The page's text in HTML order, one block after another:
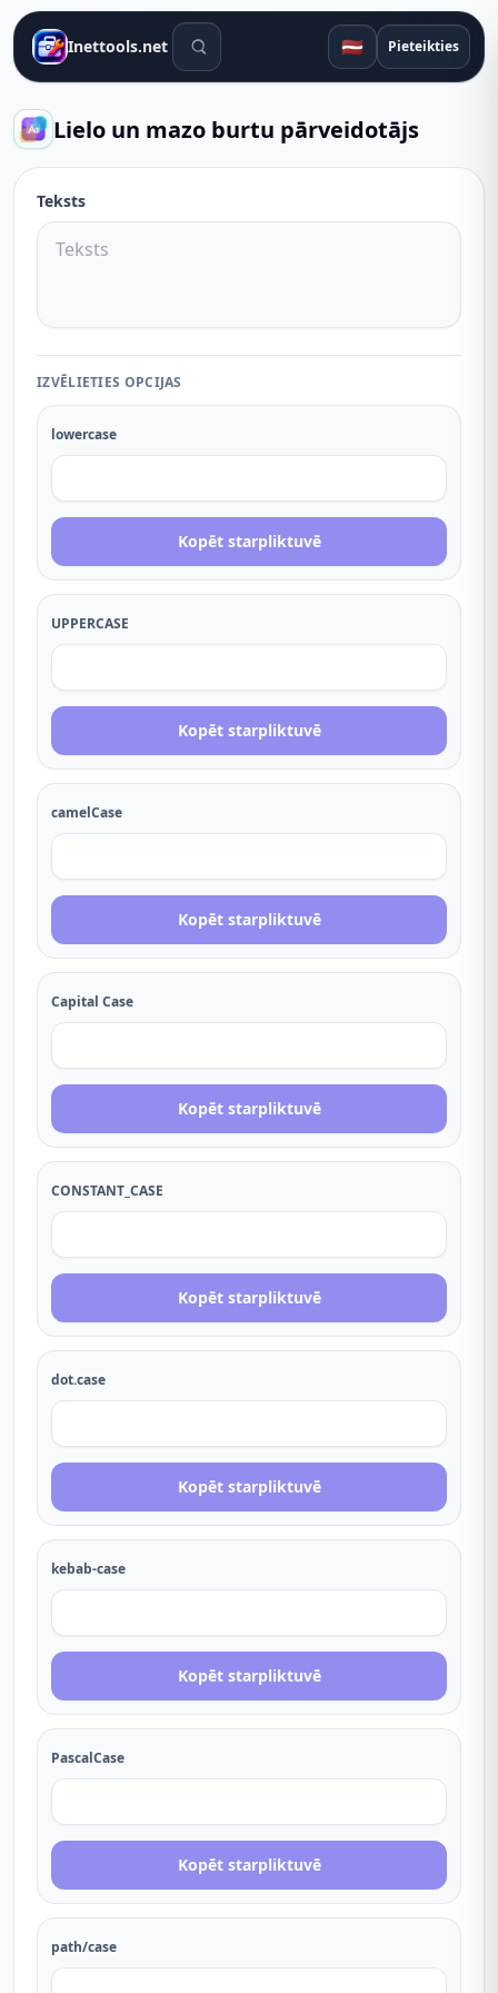
Inettools.net Meklēšanas rīki 🇱🇻 Pieteikties
Lielo un mazo burtu pārveidotājs
Teksts
IZVĒLIETIES OPCIJAS
lowercase
Kopēt starpliktuvē
UPPERCASE
Kopēt starpliktuvē
camelCase
Kopēt starpliktuvē
Capital Case
Kopēt starpliktuvē
CONSTANT_CASE
Kopēt starpliktuvē
dot.case
Kopēt starpliktuvē
kebab-case
Kopēt starpliktuvē
PascalCase
Kopēt starpliktuvē
path/case